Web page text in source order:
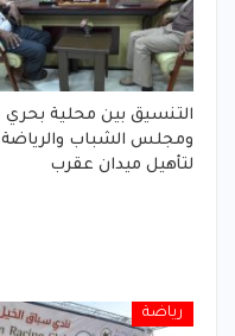
التنسيق بين محلية بحري
ومجلس الشباب والرياضة
لتأهيل ميدان عقرب
رياضة